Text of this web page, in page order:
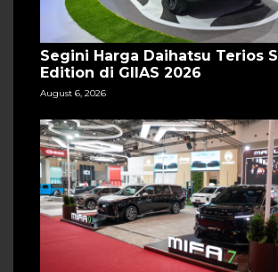
Segini Harga Daihatsu Terios
Edition di GIIAS 2026
August 6, 2026